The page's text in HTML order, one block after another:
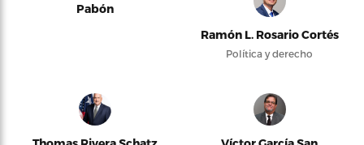
Pabón
Ramón L. Rosario Cortés
Política y derecho